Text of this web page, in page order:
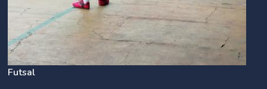
Futsal